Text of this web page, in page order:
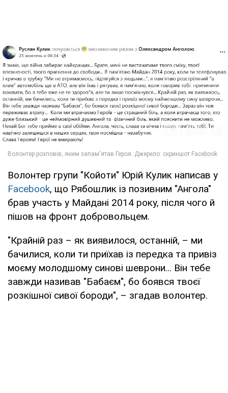
Волонтер групи "Койоти" Юрій Кулик написав у
Facebook, що Рябошлик із позивним "Ангола"
брав участь у Майдані 2014 року, після чого й
пішов на фронт добровольцем.
"Крайній раз – як виявилося, останній, – ми
бачилися, коли ти приїхав із передка та привіз
моєму молодшому синові шеврони... Він тебе
завжди називав "Бабаєм", бо боявся твоєї
розкішної сивої бороди", – згадав волонтер.